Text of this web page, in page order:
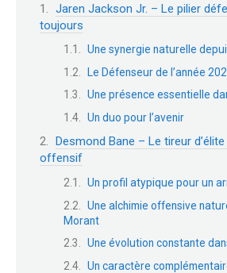
Jaren Jackson Jr. – Le pilier
toujours
Une synergie naturelle
Le Défenseur de l’année
Une présence essentielle
Un duo pour l’avenir
Desmond Bane – Le tireur
offensif
Un profil atypique pour un
Une alchimie offensive
Morant
Une évolution constante
Un caractère